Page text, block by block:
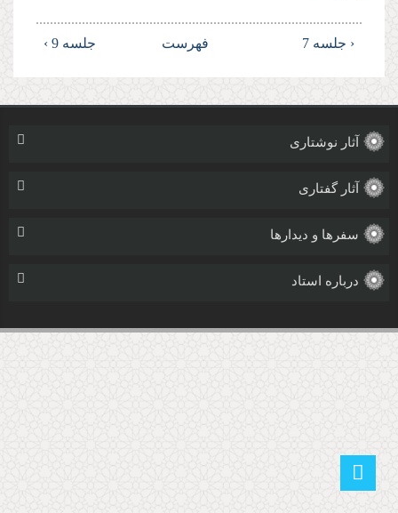
‹ جلسه 7 فهرست جلسه 9 ›
آثار نوشتاری
آثار گفتاری
سفرها و دیدارها
درباره استاد